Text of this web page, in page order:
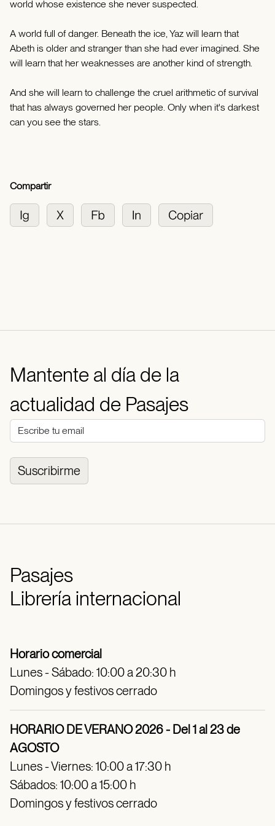
world whose existence she never suspected.
A world full of danger. Beneath the ice, Yaz will learn that
Abeth is older and stranger than she had ever imagined. She
will learn that her weaknesses are another kind of strength.
And she will learn to challenge the cruel arithmetic of survival
that has always governed her people. Only when it's darkest
can you see the stars.
Compartir
Mantente al día de la
actualidad de Pasajes
Suscribirme
Pasajes
Librería internacional
Horario comercial
Lunes - Sábado: 10:00 a 20:30 h
Domingos y festivos cerrado
HORARIO DE VERANO 2026 - Del 1 al 23 de
AGOSTO
Lunes - Viernes: 10:00 a 17:30 h
Sábados: 10:00 a 15:00 h
Domingos y festivos cerrado